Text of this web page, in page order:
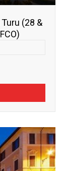
(28 &